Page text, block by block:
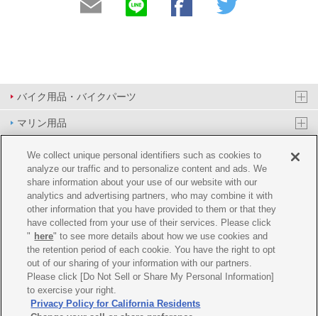
バイク用品・バイクパーツ
マリン用品
PAS/YPJ用品
その他用品
イベント&エンターテイメント
オンラインショップ
企業情報
ご利用規約 推薦環境 プライバシーポリシー Cookie ポリシー
We collect unique personal identifiers such as cookies to
analyze our traffic and to personalize content and ads. We
share information about your use of our website with our
analytics and advertising partners, who may combine it with
other information that you have provided to them or that they
have collected from your use of their services. Please click
" here" to see more details about how we use cookies and
the retention period of each cookie. You have the right to opt
out of our sharing of your information with our partners.
Please click [Do Not Sell or Share My Personal Information]
to exercise your right.
Privacy Policy for California Residents